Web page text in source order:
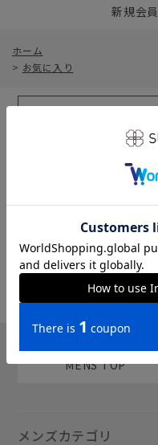
新規会
ホーム
> お気に入り
sms
MENS TOP
メンズカテゴリ